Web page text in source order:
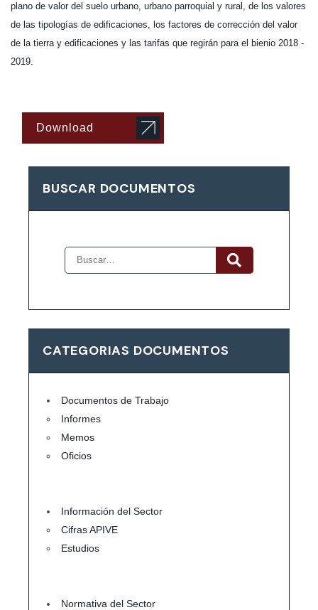
plano de valor del suelo urbano, urbano parroquial y rural, de los valores
de las tipologías de edificaciones, los factores de corrección del valor
de la tierra y edificaciones y las tarifas que regirán para el bienio 2018 -
2019.
Download
BUSCAR DOCUMENTOS
CATEGORIAS DOCUMENTOS
Documentos de Trabajo
Informes
Memos
Oficios
Información del Sector
Cifras APIVE
Estudios
Normativa del Sector